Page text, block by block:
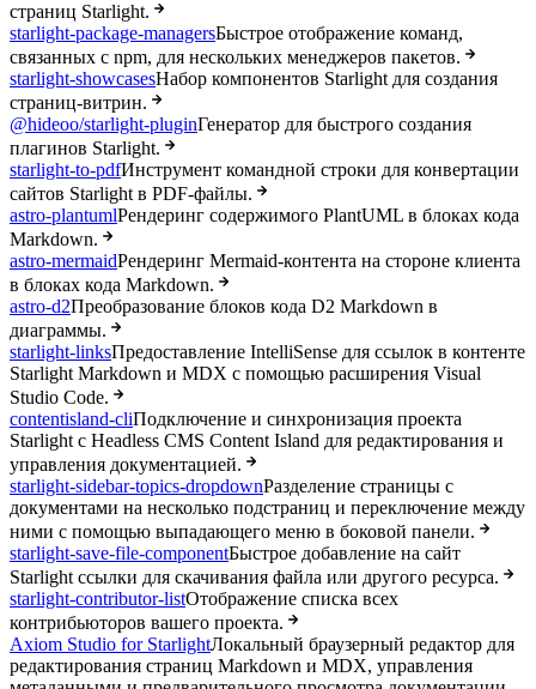
страниц Starlight.
starlight-package-managersБыстрое отображение команд,
связанных с npm, для нескольких менеджеров пакетов.
starlight-showcasesНабор компонентов Starlight для создания
страниц-витрин.
@hideoo/starlight-pluginГенератор для быстрого создания
плагинов Starlight.
starlight-to-pdfИнструмент командной строки для конвертации
сайтов Starlight в PDF-файлы.
astro-plantumlРендеринг содержимого PlantUML в блоках кода
Markdown.
astro-mermaidРендеринг Mermaid-контента на стороне клиента
в блоках кода Markdown.
astro-d2Преобразование блоков кода D2 Markdown в
диаграммы.
starlight-linksПредоставление IntelliSense для ссылок в контенте
Starlight Markdown и MDX с помощью расширения Visual
Studio Code.
contentisland-cliПодключение и синхронизация проекта
Starlight с Headless CMS Content Island для редактирования и
управления документацией.
starlight-sidebar-topics-dropdownРазделение страницы с
документами на несколько подстраниц и переключение между
ними с помощью выпадающего меню в боковой панели.
starlight-save-file-componentБыстрое добавление на сайт
Starlight ссылки для скачивания файла или другого ресурса.
starlight-contributor-listОтображение списка всех
контрибьюторов вашего проекта.
Axiom Studio for StarlightЛокальный браузерный редактор для
редактирования страниц Markdown и MDX, управления